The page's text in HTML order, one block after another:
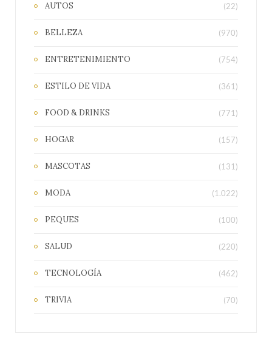
AUTOS (22)
BELLEZA (970)
ENTRETENIMIENTO (754)
ESTILO DE VIDA (361)
FOOD & DRINKS (771)
HOGAR (157)
MASCOTAS (131)
MODA (1.022)
PEQUES (100)
SALUD (220)
TECNOLOGÍA (462)
TRIVIA (70)